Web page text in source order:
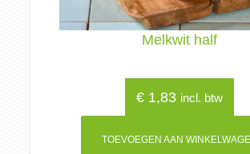
Melkwit half
€ 1,83 incl. btw
TOEVOEGEN AAN